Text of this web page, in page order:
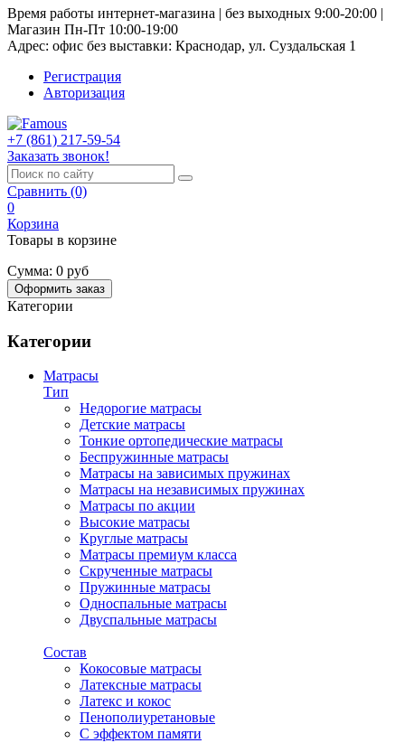
Время работы интернет-магазина | без выходных 9:00-20:00 |
Магазин Пн-Пт 10:00-19:00
Адрес: офис без выставки: Краснодар, ул. Суздальская 1
Регистрация
Авторизация
+7 (861) 217-59-54
Заказать звонок!
Сравнить (0)
0
Корзина
Товары в корзине
Сумма: 0 руб
Оформить заказ
Категории
Категории
Матрасы
Тип
Недорогие матрасы
Детские матрасы
Тонкие ортопедические матрасы
Беспружинные матрасы
Матрасы на зависимых пружинах
Матрасы на независимых пружинах
Матрасы по акции
Высокие матрасы
Круглые матрасы
Матрасы премиум класса
Скрученные матрасы
Пружинные матрасы
Односпальные матрасы
Двуспальные матрасы
Состав
Кокосовые матрасы
Латексные матрасы
Латекс и кокос
Пенополиуретановые
С эффектом памяти